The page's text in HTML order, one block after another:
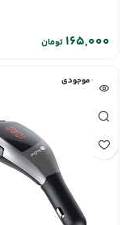
تومان
اتمام موجودی